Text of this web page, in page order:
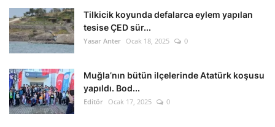
Tilkicik koyunda defalarca eylem yapılan
tesise ÇED sür...
Yasar Anter Ocak 18, 2025 0
Muğla’nın bütün ilçelerinde Atatürk koşusu
yapıldı. Bod...
Editör Ocak 17, 2025 0